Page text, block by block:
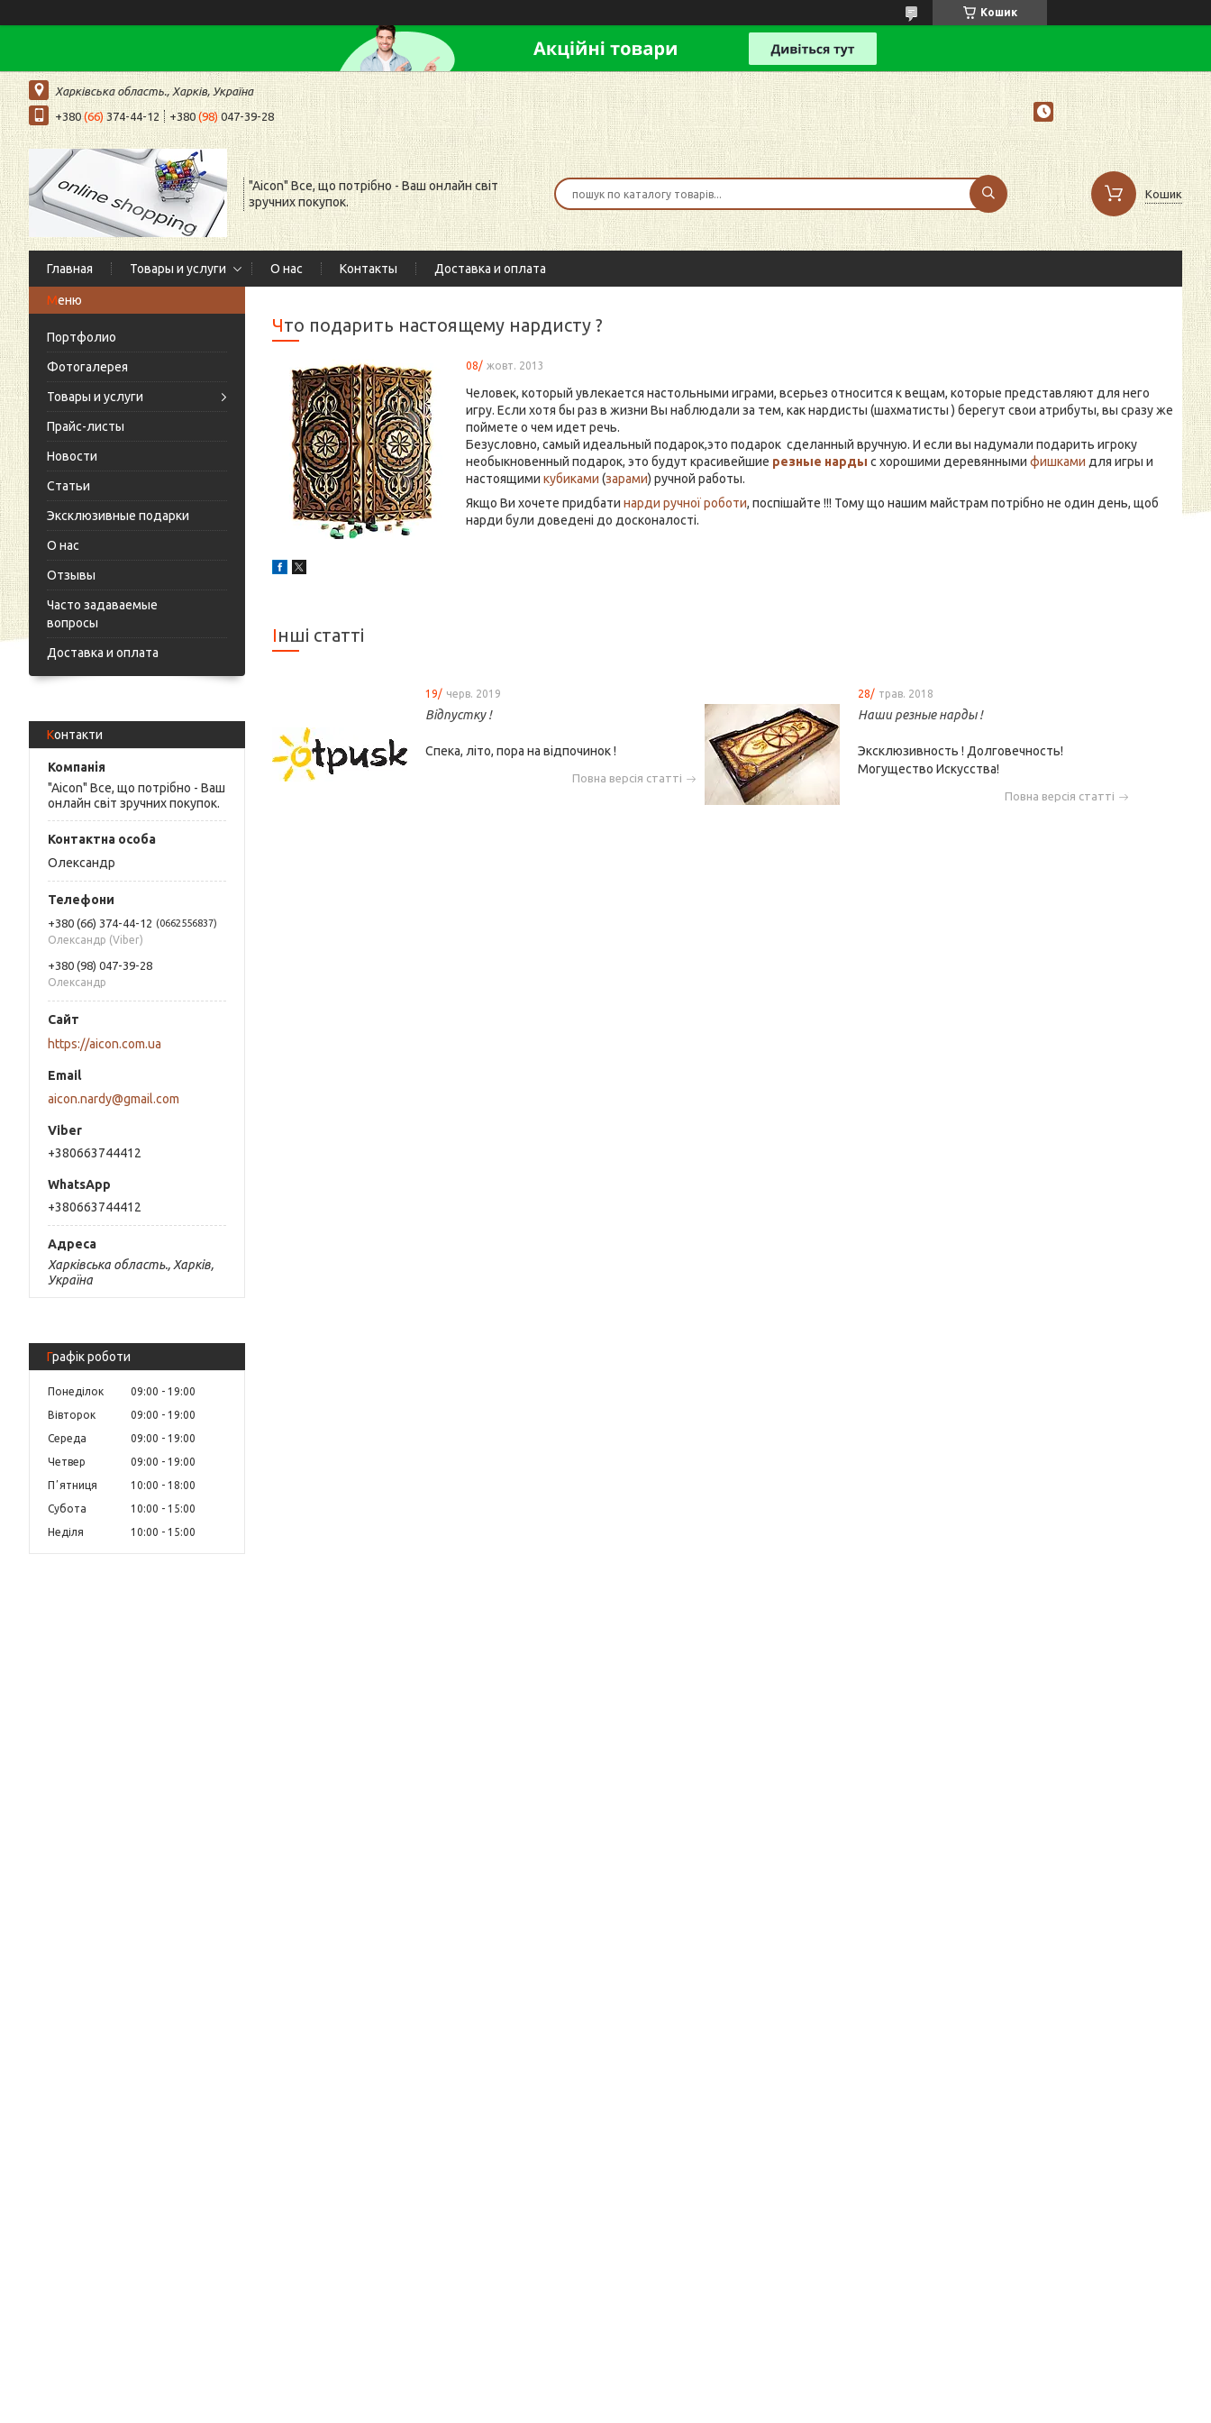
Кошик
Харківська область., Харків, Україна
+380 (66) 374-44-12 +380(98)047-39-28
"Aicon" Все, що потрібно - Ваш онлайн світ
зручних покупок.
Кошик
Главная Товары и услуги О нас Контакты Доставка и оплата
Портфолио
Фотогалерея
Товары и услуги
Прайс-листы
Новости
Статьи
Эксклюзивные подарки
О нас
Отзывы
Часто задаваемые
вопросы
Доставка и оплата
Контакти
"Aicon" Все, що потрібно - Ваш
онлайн світ зручних покупок.
Олександр
+380 (66) 374-44-12 0662556837
Олександр (Viber)
+380 (98) 047-39-28
Олександр
https://aicon.com.ua
aicon.nardy@gmail.com
+380663744412
+380663744412
Харківська область., Харків,
Україна
Графік роботи
Понеділок 09:00
19:00
Вівторок
09:00
19:00
Середа
09:00
19:00
Четвер
09:00
19:00
Пʼятниця
10:00
18:00
Субота
10:00
15:00
Неділя
10:00 15:00
Что подарить настоящему нардисту ?
08/ жовт. 2013
Человек, который увлекается настольными играми, всерьез относится к вещам, которые представляют для него
игру. Если хотя бы раз в жизни Вы наблюдали за тем, как нардисты (шахматисты ) берегут свои атрибуты, вы сразу же
поймете о чем идет речь.
Безусловно, самый идеальный подарок,это подарок сделанный вручную. И если вы надумали подарить игроку
необыкновенный подарок, это будут красивейшие резные нарды с хорошими деревянными фишками для игры и
настоящими кубиками (зарами) ручной работы.
Якщо Ви хочете придбати нарди ручної роботи, поспішайте !!! Тому що нашим майстрам потрібно не один день, щоб
нарди були доведені до досконалості.
Інші статті
19/ черв. 2019
Відпустку !
Спека, літо, пора на відпочинок !
Повна версія статті
28/ трав. 2018
Наши резные нарды !
Эксклюзивность ! Долговечность!
Могущество Искусства!
Повна версія статті